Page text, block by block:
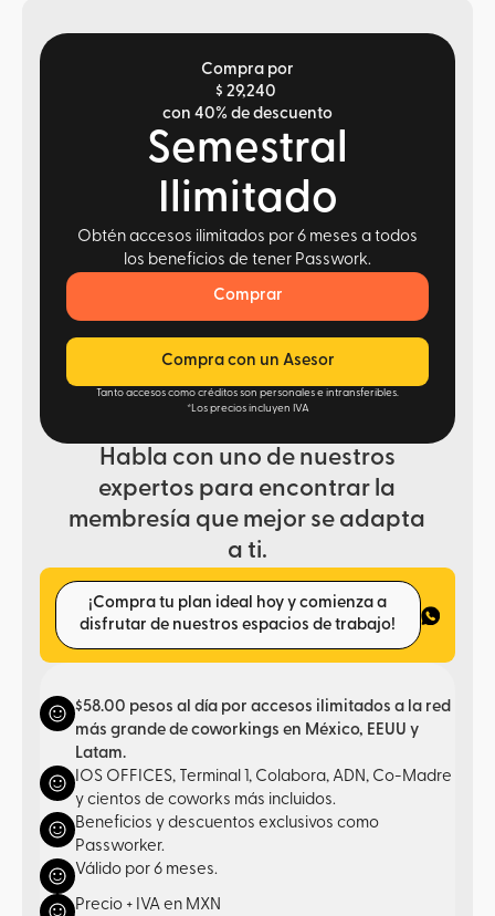
Compra por
$ 29,240
con 40% de descuento
Semestral
Ilimitado
Obtén accesos ilimitados por 6 meses a todos
los beneficios de tener Passwork.
Comprar
Compra con un Asesor
Tanto accesos como créditos son personales e intransferibles.
*Los precios incluyen IVA
Habla con uno de nuestros
expertos para encontrar la
membresía que mejor se adapta
a ti.
¡Compra tu plan ideal hoy y comienza a
disfrutar de nuestros espacios de trabajo!
$58.00 pesos al día por accesos ilimitados a la red
más grande de coworkings en México, EEUU y
Latam.
IOS OFFICES, Terminal 1, Colabora, ADN, Co-Madre
y cientos de coworks más incluidos.
Beneficios y descuentos exclusivos como
Passworker.
Válido por 6 meses.
Precio + IVA en MXN